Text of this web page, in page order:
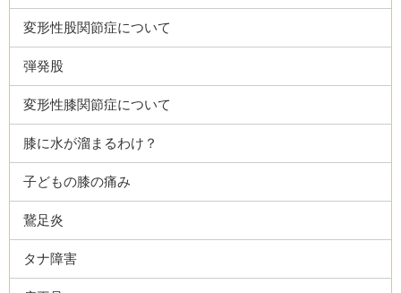
変形性股関節症について
弾発股
変形性膝関節症について
膝に水が溜まるわけ？
子どもの膝の痛み
鵞足炎
タナ障害